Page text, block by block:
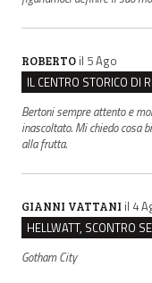
ROBERTO il 5 Ago
Bertoni sempre attento e
inascoltato. Mi chiedo cosa
alla frutta.
GIANNI VATTANI il 4
Gotham City